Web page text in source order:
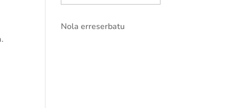
Nola erreserbatu